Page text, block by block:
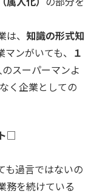
、 知識の形式知
ンがいても、 １
スーパーマンよ
く企業としての
□
も過言ではないの
務を続けている